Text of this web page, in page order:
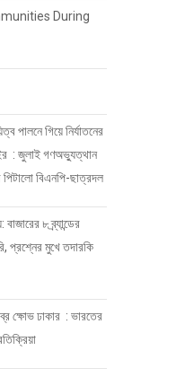
During
পালনে গিয়ে নির্যাতনের
: জুলাই গণঅভ্যুত্থান
পিটালো বিএনপি-ছাত্রদল
৮ ব্র্যান্ডের
প্রশ্নের মুখে তদারকি
ক্ষোভ ঢাকার : ভারতের